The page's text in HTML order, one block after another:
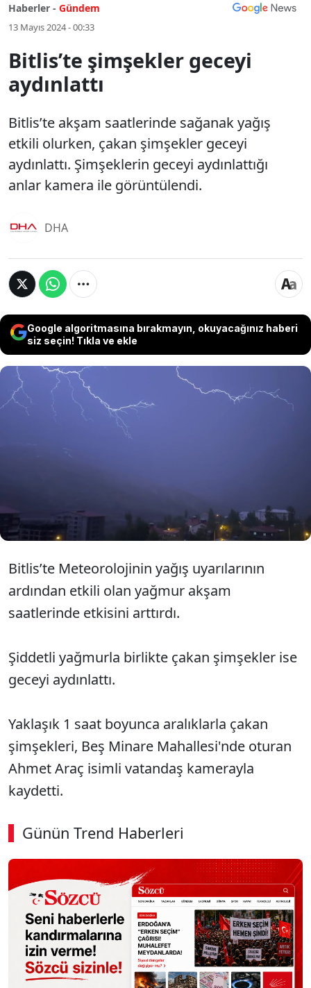
Haberler - Gündem
13 Mayıs 2024 - 00:33
Bitlis’te şimşekler geceyi
aydınlattı
Bitlis’te akşam saatlerinde sağanak yağış
etkili olurken, çakan şimşekler geceyi
aydınlattı. Şimşeklerin geceyi aydınlattığı
anlar kamera ile görüntülendi.
DHA
Google algoritmasına bırakmayın, okuyacağınız haberi
siz seçin! Tıkla ve ekle
Bitlis’te akşam saatlerinde sağanak yağış
Bitlis’te Meteorolojinin yağış uyarılarının
ardından etkili olan yağmur akşam
saatlerinde etkisini arttırdı.
Şiddetli yağmurla birlikte çakan şimşekler ise
geceyi aydınlattı.
Yaklaşık 1 saat boyunca aralıklarla çakan
şimşekleri, Beş Minare Mahallesi'nde oturan
Ahmet Araç isimli vatandaş kamerayla
kaydetti.
Günün Trend Haberleri
00:02 / 02:14
Sesi Aç